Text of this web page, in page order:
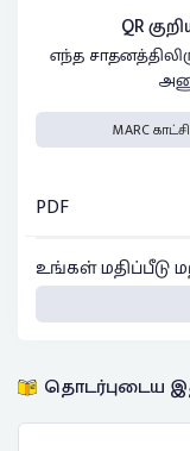
QR
எந்த
MARC காட்சி
PDF
உங்கள் மதிப்பீடு
தொடர்புடைய